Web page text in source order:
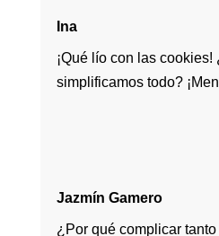
Ina
¡Qué lío con las cookies!
simplificamos todo?
Jazmín Gamero
¿Por qué complicar